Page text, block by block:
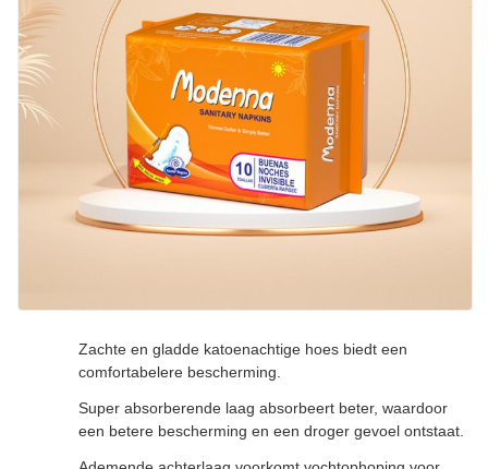
Zachte en gladde katoenachtige hoes biedt een
comfortabelere bescherming.
Super absorberende laag absorbeert beter, waardoor
een betere bescherming en een droger gevoel ontstaat.